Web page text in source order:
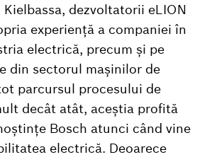
dezvoltatorii eLION
experiență a companiei în
electrică, precum și pe
din sectorul mașinilor de
parcursul procesului de
decât atât, aceștia profită
Bosch atunci când vine
electrică. Deoarece